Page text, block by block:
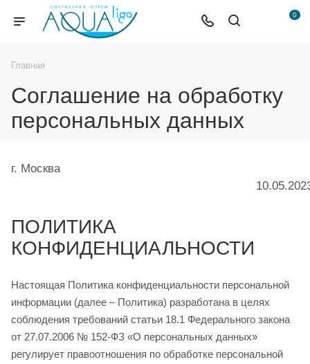
0
Главная
Соглашение на обработку
персональных данных
г. Москва
ПОЛИТИКА
КОНФИДЕНЦИАЛЬНОСТИ
Настоящая Политика конфиденциальности персональной
информации (далее – Политика) разработана в целях
соблюдения требований статьи 18.1 Федерального закона
от 27.07.2006 № 152-ФЗ «О персональных данных»
регулирует правоотношения по обработке персональной